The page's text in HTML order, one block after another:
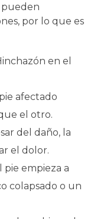
pueden
por lo que es
en el
afectado
el otro.
del daño, la
el dolor.
pie empieza a
colapsado o un